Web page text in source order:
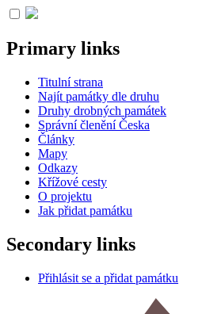
Primary links
Titulní strana
Najít památky dle druhu
Druhy drobných památek
Správní členění Česka
Články
Mapy
Odkazy
Křížové cesty
O projektu
Jak přidat památku
Secondary links
Přihlásit se a přidat památku